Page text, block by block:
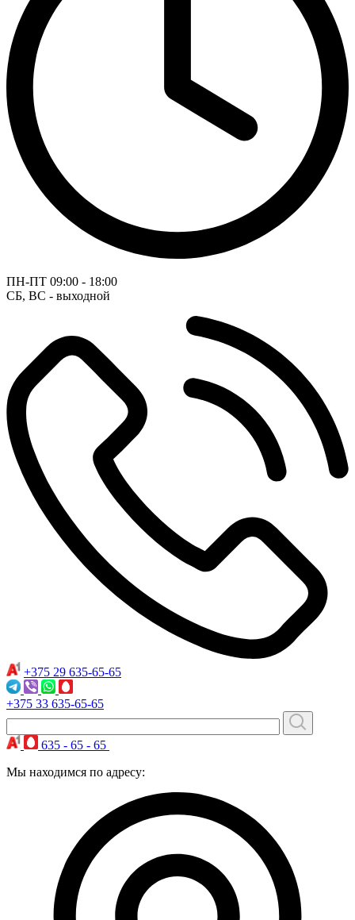
ПН-ПТ 09:00 - 18:00
СБ, ВС - выходной
+375 29 635-65-65
+375 33 635-65-65
635 - 65 - 65
Мы находимся по адресу: